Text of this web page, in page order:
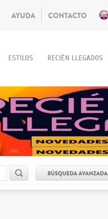
ESTILOS RECIÉN LLEGADOS